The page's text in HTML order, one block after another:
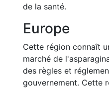
de la santé.
Europe
Cette région connaît
marché de
des règles et
gouvernement. Cette